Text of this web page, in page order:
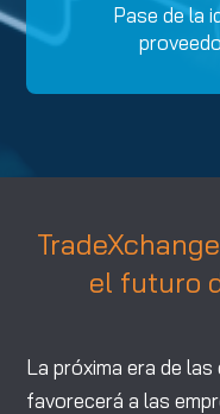
Pase de la
el futuro
La próxima era de
favorecerá a las